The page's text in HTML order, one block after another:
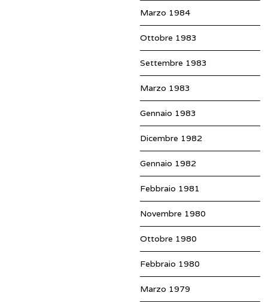
Marzo 1984
Ottobre 1983
Settembre 1983
Marzo 1983
Gennaio 1983
Dicembre 1982
Gennaio 1982
Febbraio 1981
Novembre 1980
Ottobre 1980
Febbraio 1980
Marzo 1979